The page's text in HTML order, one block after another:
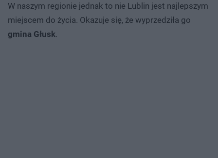
W naszym regionie jednak to nie Lublin jest najlepszym
miejscem do życia. Okazuje się, że wyprzedziła go
gmina Głusk.